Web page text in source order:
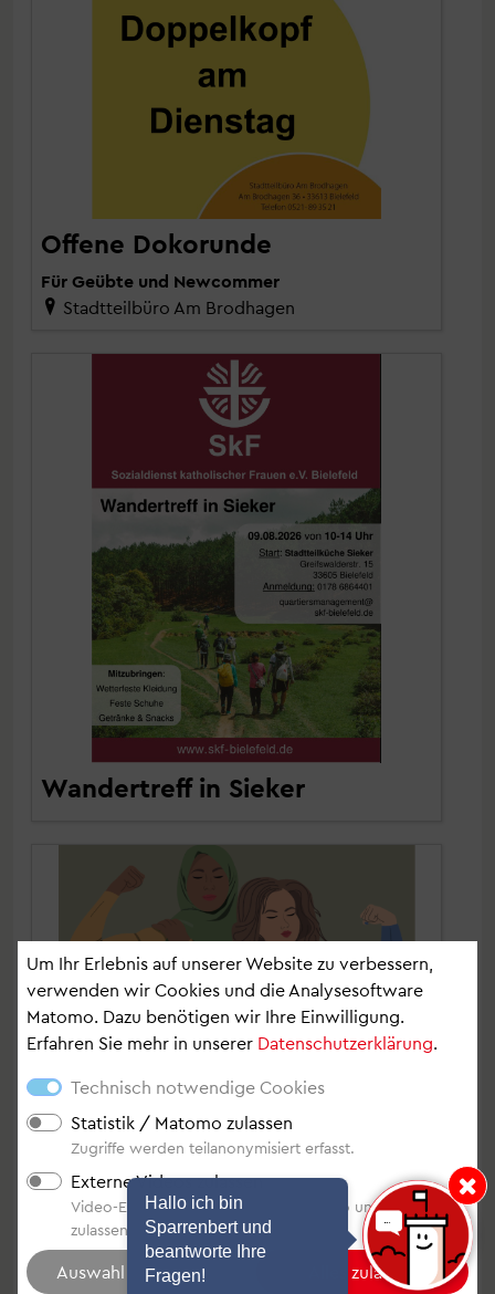
Um Ihr Erlebnis auf unserer Website zu verbessern,
verwenden wir Cookies und die Analysesoftware
Matomo. Dazu benötigen wir Ihre Einwilligung.
Erfahren Sie mehr in unsererDatenschutzerklärung
Statistik / Matomo zulassen
Zugriffe werden teilanonymisiert erfasst.
Externe Videos zulassen
Video-Einbindung von YouTube, Vimeo und Video.Taxi
zulassen.
Offene Dokorunde
Für Geübte und Newcommer
Stadtteilbüro Am Brodhagen
Wandertreff in Sieker
Selbstbehauptung & -
Hinweis: Hallo
Hallo ich bin
Sparrenbert und
beantworte Ihre
Fragen!